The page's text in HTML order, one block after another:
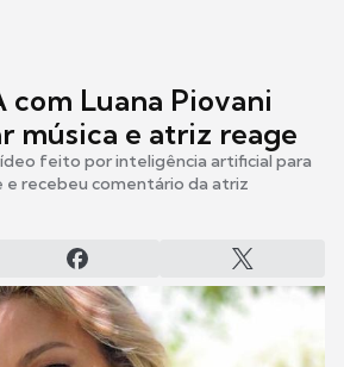
com Luana Piovani
música e atriz reage
feito por inteligência artificial para
e recebeu comentário da atriz